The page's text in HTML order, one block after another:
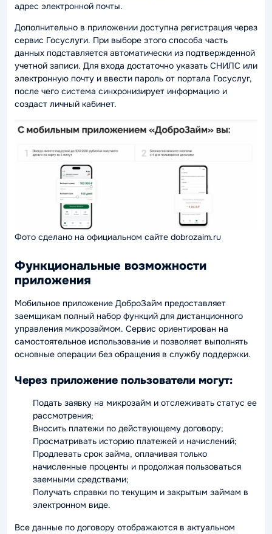
адрес электронной почты.
Дополнительно в приложении доступна регистрация через
сервис Госуслуги. При выборе этого способа часть
данных подставляется автоматически из подтвержденной
учетной записи. Для входа достаточно указать СНИЛС или
электронную почту и ввести пароль от портала Госуслуг,
после чего система синхронизирует информацию и
создаст личный кабинет.
Фото сделано на официальном сайте dobrozaim.ru
Функциональные возможности
приложения
Мобильное приложение ДоброЗайм предоставляет
заемщикам полный набор функций для дистанционного
управления микрозаймом. Сервис ориентирован на
самостоятельное использование и позволяет выполнять
основные операции без обращения в службу поддержки.
Через приложение пользователи могут:
Подать заявку на микрозайм и отслеживать статус ее
рассмотрения;
Вносить платежи по действующему договору;
Просматривать историю платежей и начислений;
Продлевать срок займа, оплачивая только
начисленные проценты и продолжая пользоваться
заемными средствами;
Получать справки по текущим и закрытым займам в
электронном виде.
Все данные по договору отображаются в актуальном